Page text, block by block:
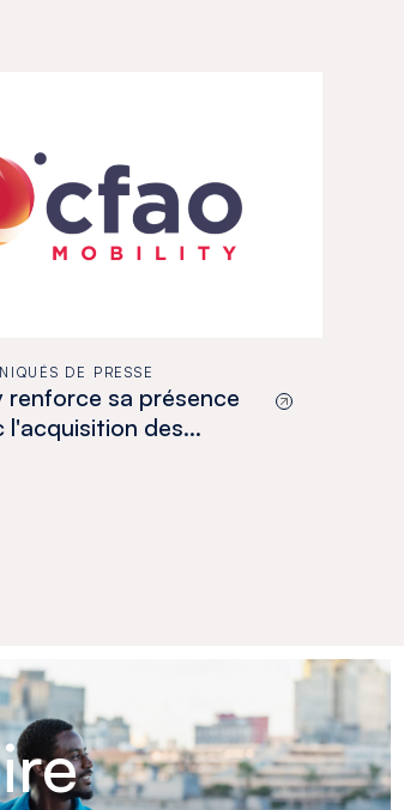
DE PRESSE
renforce sa présence
l'acquisition des
de Toyota et